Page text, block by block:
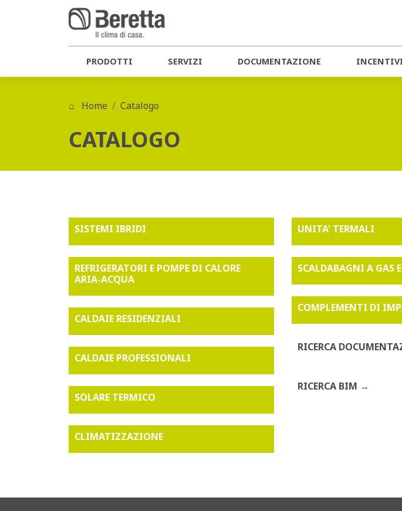
PRODOTTI SERVIZI DOCUMENTAZIONE
Home Catalogo
CATALOGO
SISTEMI IBRIDI
REFRIGERATORI E POMPE DI CALORE
ARIA-ACQUA
CALDAIE RESIDENZIALI
CALDAIE PROFESSIONALI
SOLARE TERMICO
CLIMATIZZAZIONE
UNITA' TERMALI
SCALDABAGNI A GAS
COMPLEMENTI DI
RICERCA
RICERCA BIM